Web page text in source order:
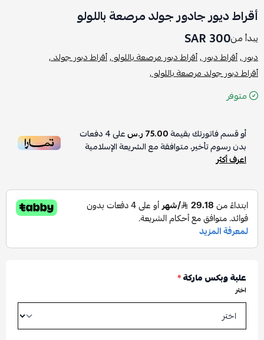
أقراط ديور جادور جولد مرصعة باللولو
يبدأ من300 SAR
ديور ,أقراط ديور ,أقراط ديور مرصعة باللولو ,أقراط ديور جولد ,
أقراط ديور جولد مرصعة باللولو ,
متوفر
أو قسم فاتورتك بقيمة75.00 ر.س على4دفعات
بدون رسوم تأخير، متوافقة مع الشريعة الإسلامية
اعرف أكثر
علبة وبكس ماركة*
اختر